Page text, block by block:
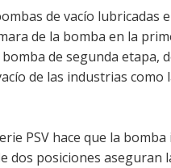
de vacío lubricadas
de la bomba en la
de segunda etapa,
de las industrias
PSV hace que la
posiciones aseguran